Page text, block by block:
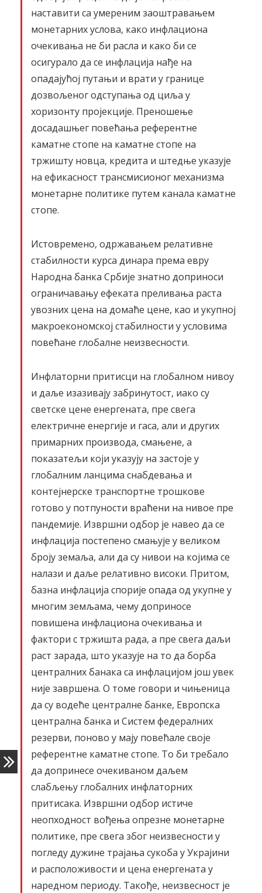
наставити са умереним заоштравањем
монетарних услова, како инфлациона
очекивања не би расла и како би се
осигурало да се инфлација нађе на
опадајућој путањи и врати у границе
дозвољеног одступања од циља у
хоризонту пројекције. Преношење
досадашњег повећања референтне
каматне стопе на каматне стопе на
тржишту новца, кредита и штедње указује
на ефикасност трансмисионог механизма
монетарне политике путем канала каматне
стопе.
Истовремено, одржавањем релативне
стабилности курса динара према евру
Народна банка Србије знатно доприноси
ограничавању ефеката преливања раста
увозних цена на домаће цене, као и укупној
макроекономској стабилности у условима
повећане глобалне неизвесности.
Инфлаторни притисци на глобалном нивоу
и даље изазивају забринутост, иако су
светске цене енергената, пре свега
електричне енергије и гаса, али и других
примарних производа, смањене, а
показатељи који указују на застоје у
глобалним ланцима снабдевања и
контејнерске транспортне трошкове
готово у потпуности враћени на нивое пре
пандемије. Извршни одбор је навео да се
инфлација постепено смањује у великом
броју земаља, али да су нивои на којима се
налази и даље релативно високи. Притом,
базна инфлација спорије опада од укупне у
многим земљама, чему доприносе
повишена инфлациона очекивања и
фактори с тржишта рада, а пре свега даљи
раст зарада, што указује на то да борба
централних банака са инфлацијом још увек
није завршена. О томе говори и чињеница
да су водеће централне банке, Европска
централна банка и Систем федералних
резерви, поново у мају повећале своје
референтне каматне стопе. То би требало
да допринесе очекиваном даљем
слабљењу глобалних инфлаторних
притисака. Извршни одбор истиче
неопходност вођења опрезне монетарне
политике, пре свега због неизвесности у
погледу дужине трајања сукоба у Украјини
и расположивости и цена енергената у
наредном периоду. Такође, неизвесност је